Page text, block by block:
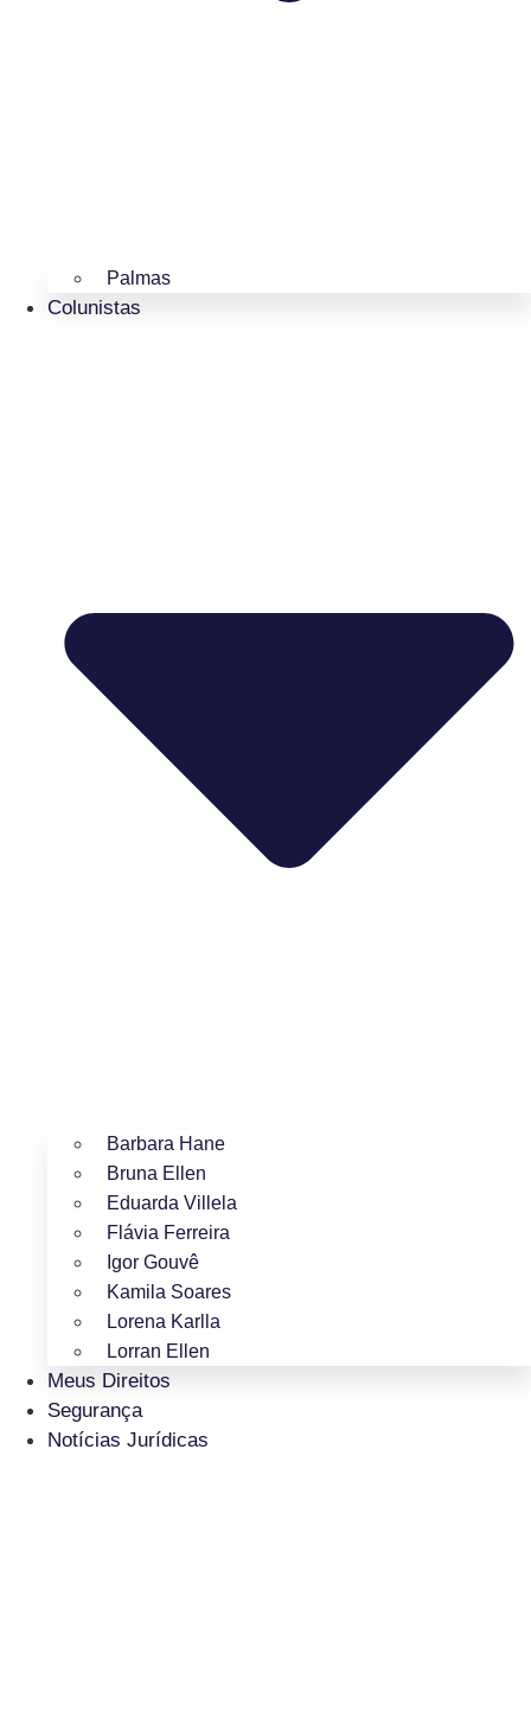
Palmas
Colunistas
Barbara Hane
Bruna Ellen
Eduarda Villela
Flávia Ferreira
Igor Gouvê
Kamila Soares
Lorena Karlla
Lorran Ellen
Meus Direitos
Segurança
Notícias Jurídicas